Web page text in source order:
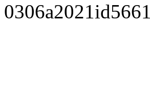
0306a2021id5661